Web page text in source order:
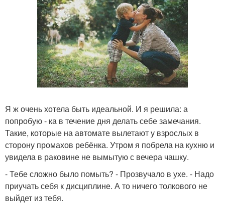
Я ж очень хотела быть идеальной. И я решила: а
попробую - ка в течение дня делать себе замечания.
Такие, которые на автомате вылетают у взрослых в
сторону промахов ребёнка. Утром я побрела на кухню и
увидела в раковине не вымытую с вечера чашку.
- Тебе сложно было помыть? - Прозвучало в ухе. - Надо
приучать себя к дисциплине. А то ничего толкового не
выйдет из тебя.